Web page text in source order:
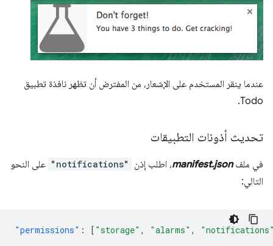
عندما ينقر المستخدم على الإشعار، من المفترض أن تظهر نافذة تطبيق
Todo.
تحديث أذونات التطبيقات
في ملفmanifest.json، اطلب إذن "notifications" على النحو
التالي:
"permissions" : [ "storage" , "alarms" ,